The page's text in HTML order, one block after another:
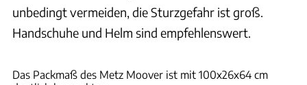
unbedingt vermeiden, die Sturzgefahr ist groß.
Handschuhe und Helm sind empfehlenswert.
Das Packmaß des Metz Moover ist mit 100x26x64 cm